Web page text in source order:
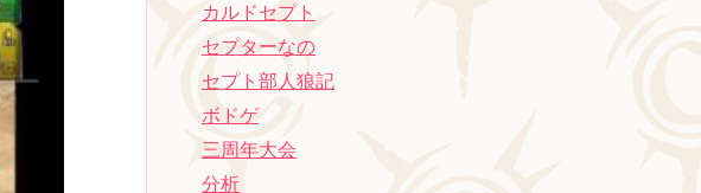
カルドセプト
セプターなの
セプト部人狼記
ボドゲ
三周年大会
分析